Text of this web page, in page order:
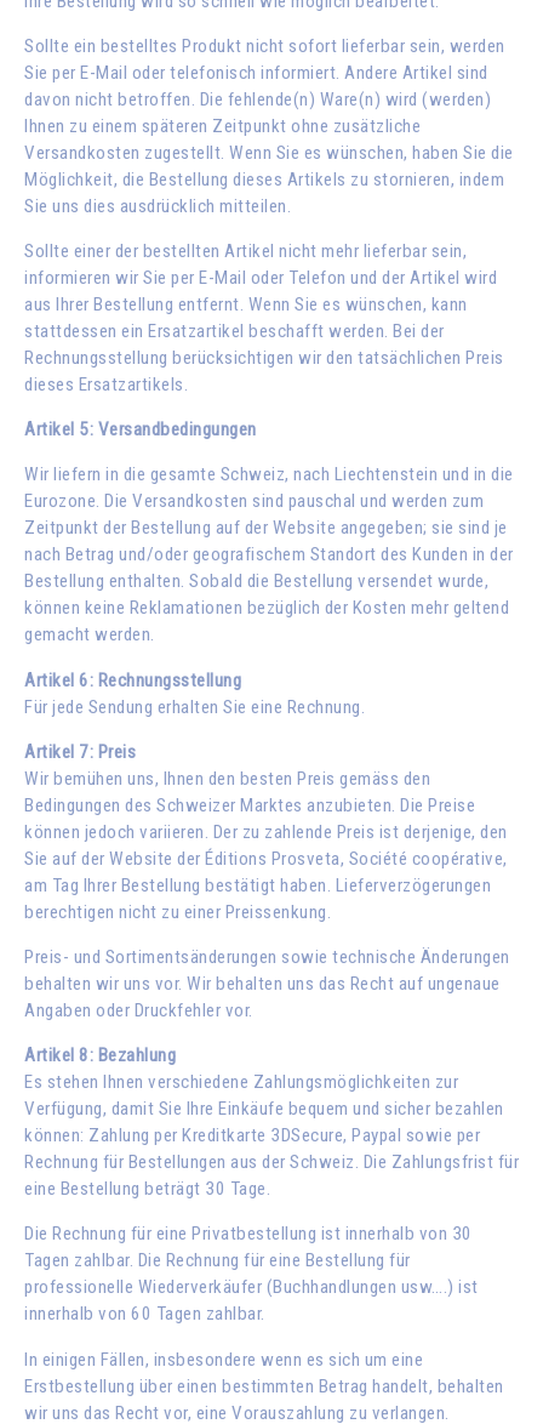
Sollte ein bestelltes Produkt nicht sofort lieferbar sein, werden
Sie per E-Mail oder telefonisch informiert. Andere Artikel sind
davon nicht betroffen. Die fehlende(n) Ware(n) wird (werden)
Ihnen zu einem späteren Zeitpunkt ohne zusätzliche
Versandkosten zugestellt. Wenn Sie es wünschen, haben Sie die
Möglichkeit, die Bestellung dieses Artikels zu stornieren, indem
Sie uns dies ausdrücklich mitteilen.
Sollte einer der bestellten Artikel nicht mehr lieferbar sein,
informieren wir Sie per E-Mail oder Telefon und der Artikel wird
aus Ihrer Bestellung entfernt. Wenn Sie es wünschen, kann
stattdessen ein Ersatzartikel beschafft werden. Bei der
Rechnungsstellung berücksichtigen wir den tatsächlichen Preis
dieses Ersatzartikels.
Artikel 5: Versandbedingungen
Wir liefern in die gesamte Schweiz, nach Liechtenstein und in die
Eurozone. Die Versandkosten sind pauschal und werden zum
Zeitpunkt der Bestellung auf der Website angegeben; sie sind je
nach Betrag und/oder geografischem Standort des Kunden in der
Bestellung enthalten. Sobald die Bestellung versendet wurde,
können keine Reklamationen bezüglich der Kosten mehr geltend
gemacht werden.
Artikel 6: Rechnungsstellung
Für jede Sendung erhalten Sie eine Rechnung.
Artikel 7: Preis
Wir bemühen uns, Ihnen den besten Preis gemäss den
Bedingungen des Schweizer Marktes anzubieten. Die Preise
können jedoch variieren. Der zu zahlende Preis ist derjenige, den
Sie auf der Website der Éditions Prosveta, Société coopérative,
am Tag Ihrer Bestellung bestätigt haben. Lieferverzögerungen
berechtigen nicht zu einer Preissenkung.
Preis- und Sortimentsänderungen sowie technische Änderungen
behalten wir uns vor. Wir behalten uns das Recht auf ungenaue
Angaben oder Druckfehler vor.
Artikel 8: Bezahlung
Es stehen Ihnen verschiedene Zahlungsmöglichkeiten zur
Verfügung, damit Sie Ihre Einkäufe bequem und sicher bezahlen
können: Zahlung per Kreditkarte 3DSecure, Paypal sowie per
Rechnung für Bestellungen aus der Schweiz. Die Zahlungsfrist für
eine Bestellung beträgt 30 Tage.
Die Rechnung für eine Privatbestellung ist innerhalb von 30
Tagen zahlbar. Die Rechnung für eine Bestellung für
professionelle Wiederverkäufer (Buchhandlungen usw….) ist
innerhalb von 60 Tagen zahlbar.
In einigen Fällen, insbesondere wenn es sich um eine
Erstbestellung über einen bestimmten Betrag handelt, behalten
wir uns das Recht vor, eine Vorauszahlung zu verlangen.